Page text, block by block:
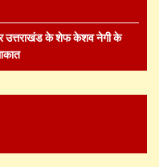
उत्तराखंड के शेफ केशव नेगी के